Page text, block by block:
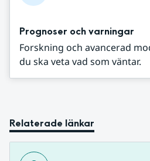
Prognoser och varningar
Forskning och avancerad
du ska veta vad som väntar.
Relaterade länkar